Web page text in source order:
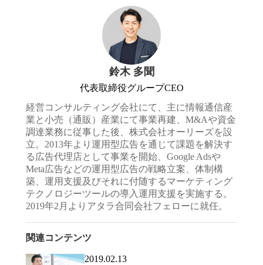
鈴木 多聞
代表取締役グループCEO
経営コンサルティング会社にて、主に情報通信産
業と小売（通販）産業にて事業再建、M&Aや資金
調達業務に従事した後、株式会社オーリーズを設
立。2013年より運用型広告を通じて課題を解決す
る広告代理店として事業を開始、Google Adsや
Meta広告などの運用型広告の戦略立案、体制構
築、運用支援及びそれに付随するマーケティング
テクノロジーツールの導入運用支援を実施する。
2019年2月よりアタラ合同会社フェローに就任。
関連コンテンツ
2019.02.13